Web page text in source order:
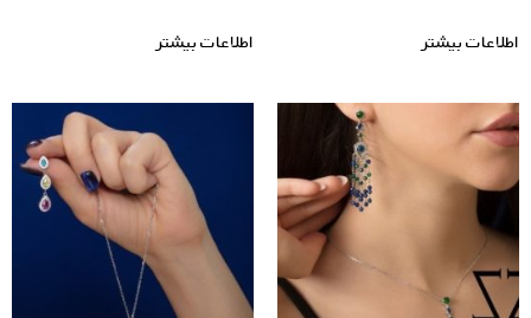
اطلاعات بیشتر اطلاعات بیشتر